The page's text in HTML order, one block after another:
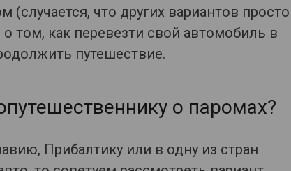
(случается, что других вариантов просто
том, как перевезти свой автомобиль в
путешествие.
о паромах?
Прибалтику или в одну из стран